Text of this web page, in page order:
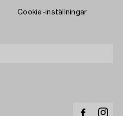
Cookie-inställningar